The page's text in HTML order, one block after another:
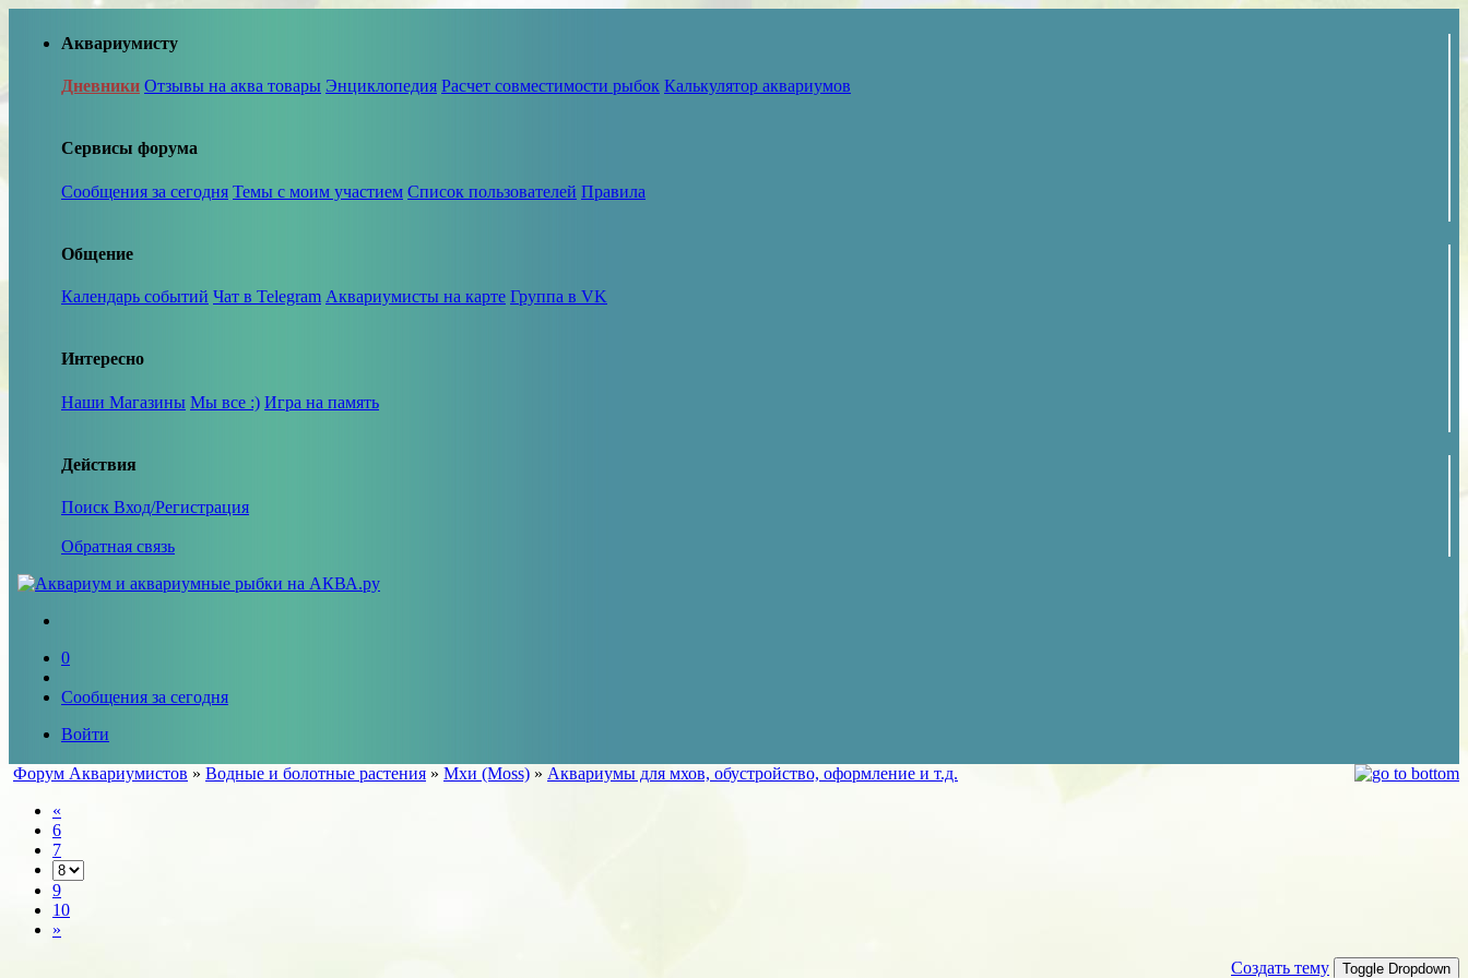
Аквариумисту
Дневники Отзывы на аква товары Энциклопедия Расчет совместимости рыбок Калькулятор аквариумов
Сервисы форума
Сообщения за сегодня Темы с моим участием Список пользователей Правила
Общение
Календарь событий Чат в Telegram Аквариумисты на карте Группа в VK
Интересно
Наши Магазины Мы все :) Игра на память
Действия
Поиск Вход/Регистрация
Обратная связь
0
Сообщения за сегодня
Войти
Форум Аквариумистов » Водные и болотные растения » Мхи (Moss) » Аквариумы для мхов, обустройство, оформление и т.д.
«
6
7
9
10
»
Создать тему Toggle Dropdown